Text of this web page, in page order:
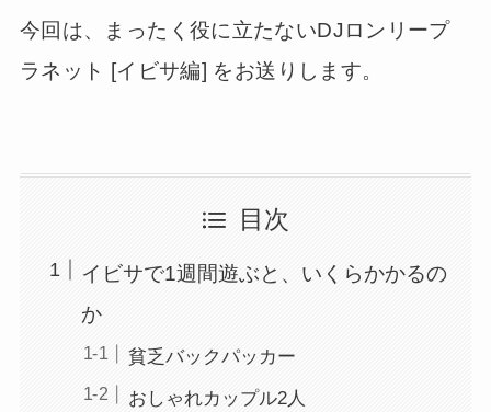
今回は、まったく役に立たないDJロンリープ
ラネット [イビサ編] をお送りします。
目次
イビサで1週間遊ぶと、いくらかかるの
か
貧乏バックパッカー
おしゃれカップル2人